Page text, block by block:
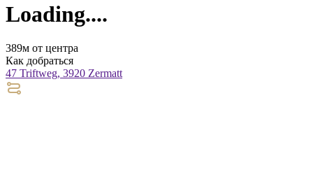
Loading....
389м от центра
Как добраться
47 Triftweg, 3920 Zermatt